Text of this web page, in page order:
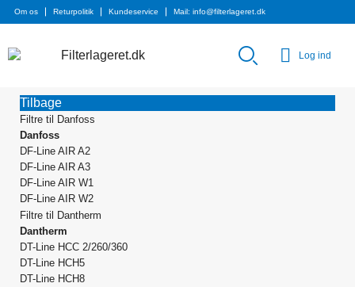
Om os Returpolitik Kundeservice Mail: info@filterlageret.dk
Log ind
Tilbage
Filtre til Danfoss
Danfoss
DF-Line AIR A2
DF-Line AIR A3
DF-Line AIR W1
DF-Line AIR W2
Filtre til Dantherm
Dantherm
DT-Line HCC 2/260/360
DT-Line HCH5
DT-Line HCH8